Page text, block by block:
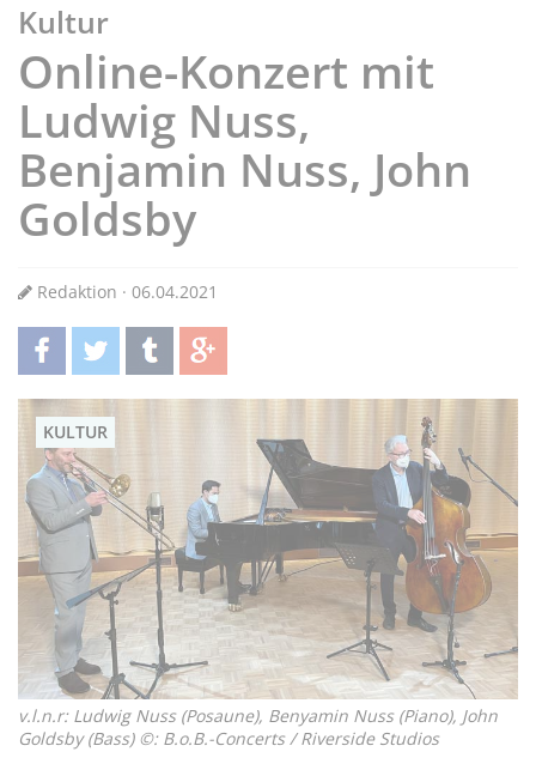
Kultur
Online-Konzert mit
Ludwig Nuss,
Benjamin Nuss, John
Goldsby
Redaktion · 06.04.2021
teilentwittern teilen teilen
KULTUR
v.l.n.r: Ludwig Nuss (Posaune), Benyamin Nuss (Piano), John
Goldsby (Bass) ©: B.o.B.-Concerts / Riverside Studios